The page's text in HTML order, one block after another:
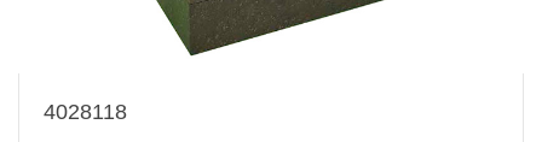
4028118